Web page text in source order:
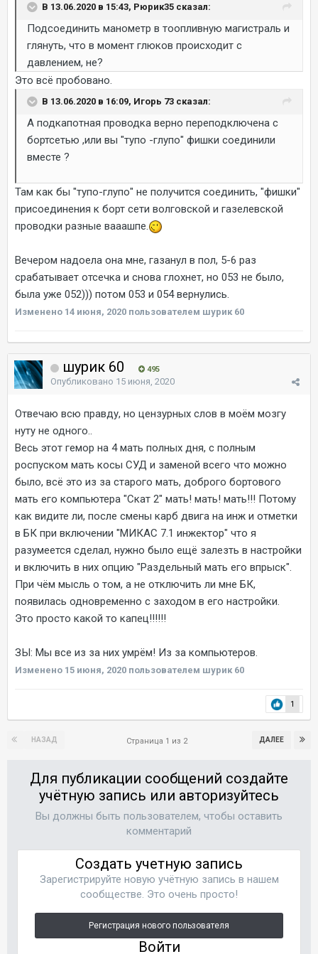
В 13.06.2020 в 15:43, Рюрик35 сказал:
Подсоединить манометр в тоопливную магистраль и
глянуть, что в момент глюков происходит с
давлением, не?
Это всё пробовано.
В 13.06.2020 в 16:09, Игорь 73 сказал:
А подкапотная проводка верно переподключена с
бортсетью ,или вы "тупо -глупо" фишки соединили
вместе ?
Там как бы "тупо-глупо" не получится соединить, "фишки"
присоединения к борт сети волговской и газелевской
проводки разные вааашпе.
Вечером надоела она мне, газанул в пол, 5-6 раз
срабатывает отсечка и снова глохнет, но 053 не было,
была уже 052))) потом 053 и 054 вернулись.
Изменено 14 июня, 2020 пользователем шурик 60
шурик 60 495
Опубликовано 15 июня, 2020
Отвечаю всю правду, но цензурных слов в моём мозгу
нуту не одного..
Весь этот гемор на 4 мать полных дня, с полным
роспуском мать косы СУД и заменой всего что можно
было, всё это из за старого мать, доброго бортового
мать его компьютера "Скат 2" мать! мать! мать!!! Потому
как видите ли, после смены карб двига на инж и отметки
в БК при включении "МИКАС 7.1 инжектор" что я
разумеется сделал, нужно было ещё залезть в настройки
и включить в них опцию "Раздельный мать его впрыск".
При чём мысль о том, а не отключить ли мне БК,
появилась одновременно с заходом в его настройки.
Это просто какой то капец!!!!!!
ЗЫ: Мы все из за них умрём! Из за компьютеров.
Изменено 15 июня, 2020 пользователем шурик 60
1
НАЗАД ДАЛЕЕ
Страница 1 из 2
Для публикации сообщений создайте
учётную запись или авторизуйтесь
Вы должны быть пользователем, чтобы оставить
комментарий
Создать учетную запись
Зарегистрируйте новую учётную запись в нашем
сообществе. Это очень просто!
Регистрация нового пользователя
Войти